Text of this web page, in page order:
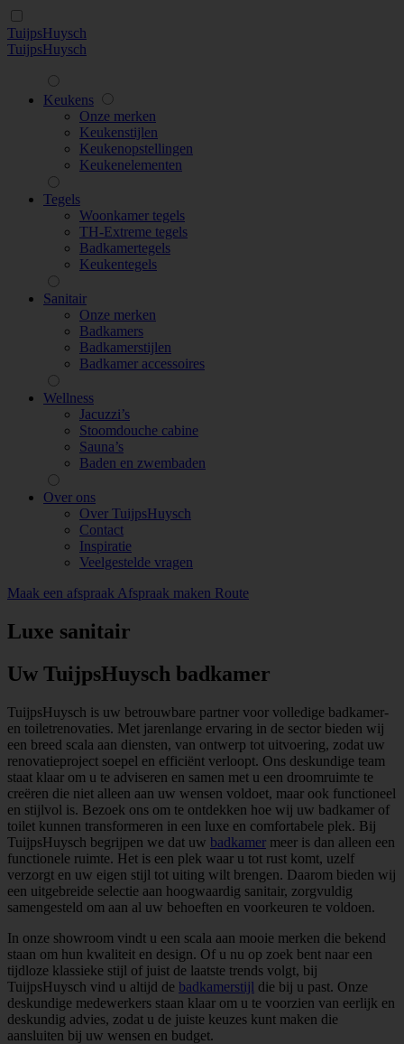
TuijpsHuysch
TuijpsHuysch
Keukens
Onze merken
Keukenstijlen
Keukenopstellingen
Keukenelementen
Tegels
Woonkamer tegels
TH-Extreme tegels
Badkamertegels
Keukentegels
Sanitair
Onze merken
Badkamers
Badkamerstijlen
Badkamer accessoires
Wellness
Jacuzzi’s
Stoomdouche cabine
Sauna’s
Baden en zwembaden
Over ons
Over TuijpsHuysch
Contact
Inspiratie
Veelgestelde vragen
Maak een afspraak Afspraak maken Route
Luxe sanitair
Uw TuijpsHuysch badkamer
TuijpsHuysch is uw betrouwbare partner voor volledige badkamer-
en toiletrenovaties. Met jarenlange ervaring in de sector bieden wij
een breed scala aan diensten, van ontwerp tot uitvoering, zodat uw
renovatieproject soepel en efficiënt verloopt. Ons deskundige team
staat klaar om u te adviseren en samen met u een droomruimte te
creëren die niet alleen aan uw wensen voldoet, maar ook functioneel
en stijlvol is. Bezoek ons om te ontdekken hoe wij uw badkamer of
toilet kunnen transformeren in een luxe en comfortabele plek. Bij
TuijpsHuysch begrijpen we dat uw badkamer meer is dan alleen een
functionele ruimte. Het is een plek waar u tot rust komt, uzelf
verzorgt en uw eigen stijl tot uiting wilt brengen. Daarom bieden wij
een uitgebreide selectie aan hoogwaardig sanitair, zorgvuldig
samengesteld om aan al uw behoeften en voorkeuren te voldoen.
In onze showroom vindt u een scala aan mooie merken die bekend
staan om hun kwaliteit en design. Of u nu op zoek bent naar een
tijdloze klassieke stijl of juist de laatste trends volgt, bij
TuijpsHuysch vind u altijd de badkamerstijl die bij u past. Onze
deskundige medewerkers staan klaar om u te voorzien van eerlijk en
deskundig advies, zodat u de juiste keuzes kunt maken die
aansluiten bij uw wensen en budget.